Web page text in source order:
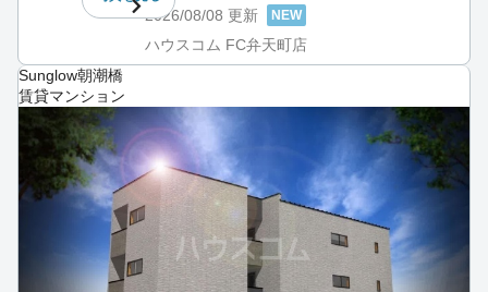
2026/08/08 更新 NEW
ハウスコム FC弁天町店
Sunglow朝潮橋
賃貸マンション